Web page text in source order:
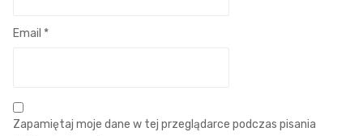
Email *
Zapamiętaj moje dane w tej przeglądarce podczas pisania